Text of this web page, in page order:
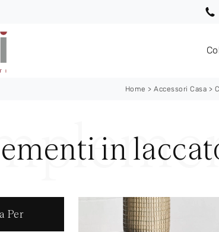
Home > Accessori Casa >
in
Per